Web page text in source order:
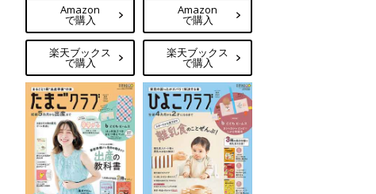
Amazon
で購入
楽天ブックス
で購入
Amazon
で購入
楽天ブックス
で購入